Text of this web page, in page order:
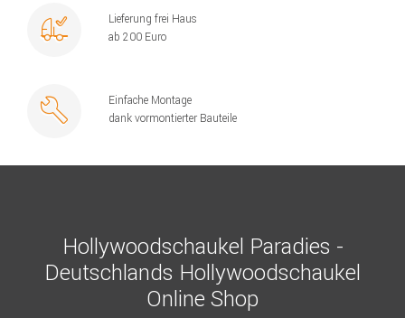
Lieferung frei Haus
ab 200 Euro
Einfache Montage
dank vormontierter Bauteile
Hollywoodschaukel Paradies -
Deutschlands Hollywoodschaukel
Online Shop